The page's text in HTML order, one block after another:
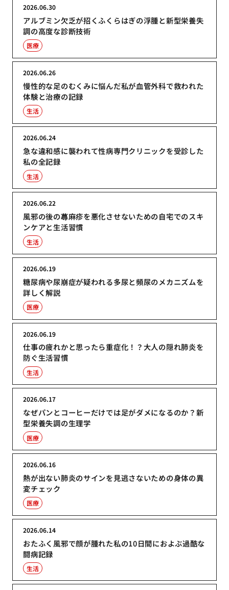
アルブミン欠乏が招くふくらはぎの浮腫と新型栄養失
調の高度な診断技術
2026.06.30
医療
慢性的な足のむくみに悩んだ私が血管外科で救われた
体験と治療の記録
2026.06.26
生活
急な違和感に襲われて性病専門クリニックを受診した
私の全記録
2026.06.24
生活
風邪の後の蕁麻疹を悪化させないための自宅でのスキ
ンケアと生活習慣
2026.06.22
生活
糖尿病や尿崩症が疑われる多尿と頻尿のメカニズムを
詳しく解説
2026.06.19
医療
仕事の疲れかと思ったら重症化！？大人の隠れ肺炎を
防ぐ生活習慣
2026.06.19
生活
なぜパンとコーヒーだけでは足がダメになるのか？新
型栄養失調の生理学
2026.06.17
医療
熱が出ない肺炎のサインを見逃さないための身体の異
変チェック
2026.06.16
医療
おたふく風邪で顔が腫れた私の10日間におよぶ過酷な
闘病記録
2026.06.14
生活